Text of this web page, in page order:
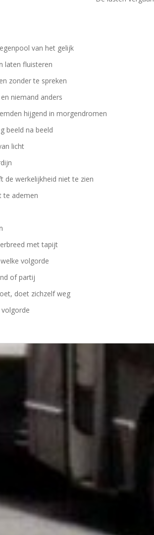
van het gelijk
laten fluisteren
zonder te spreken
niemand anders
hijgend in morgendromen
beeld na beeld
licht
de werkelijkheid niet te zien
te ademen
met tapijt
volgorde
of partij
doet zichzelf weg